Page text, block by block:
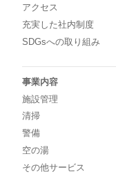
アクセス
充実した社内制度
SDGsへの取り組み
事業内容
施設管理
清掃
警備
空の湯
その他サービス